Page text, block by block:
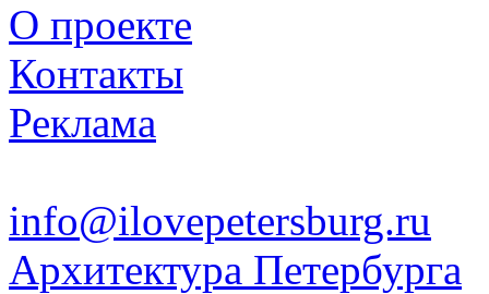
О проекте
Контакты
Реклама
info@ilovepetersburg.ru
Архитектура Петербурга